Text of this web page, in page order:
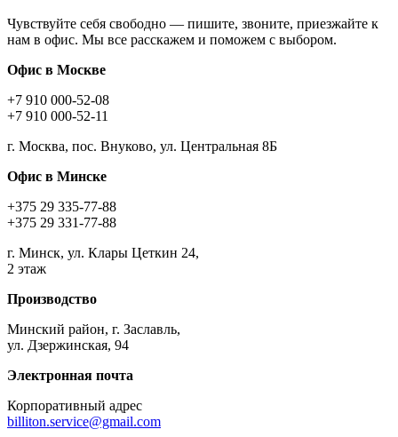
Чувствуйте себя свободно — пишите, звоните, приезжайте к
нам в офис. Мы все расскажем и поможем с выбором.
Офис в Москве
+7 910 000-52-08
+7 910 000-52-11
г. Москва, пос. Внуково, ул. Центральная 8Б
Офис в Минске
+375 29 335-77-88
+375 29 331-77-88
г. Минск, ул. Клары Цеткин 24,
2 этаж
Производство
Минский район, г. Заславль,
ул. Дзержинская, 94
Электронная почта
Корпоративный адрес
billiton.service@gmail.com